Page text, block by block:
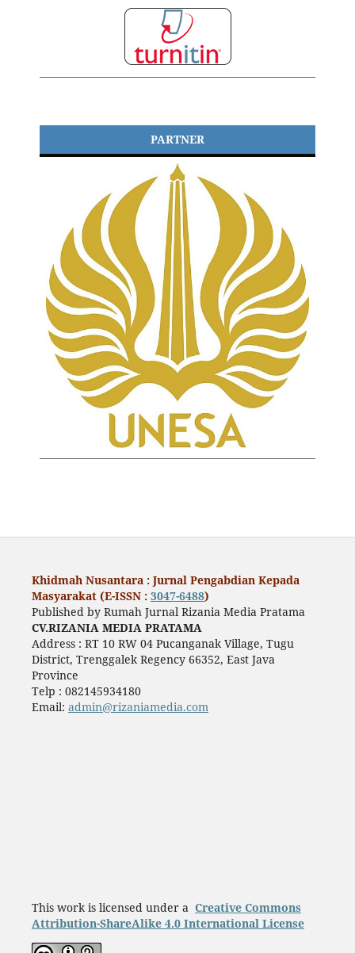
PARTNER
Khidmah Nusantara : Jurnal Pengabdian Kepada
Masyarakat (E-ISSN : 3047-6488)
Published by Rumah Jurnal Rizania Media Pratama
CV.RIZANIA MEDIA PRATAMA
Address : RT 10 RW 04 Pucanganak Village, Tugu
District, Trenggalek Regency 66352, East Java
Province
Telp : 082145934180
Email: admin@rizaniamedia.com
This work is licensed under a Creative Commons
Attribution-ShareAlike 4.0 International License